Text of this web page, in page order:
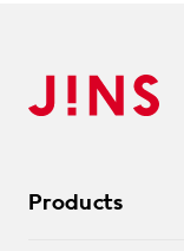
Products